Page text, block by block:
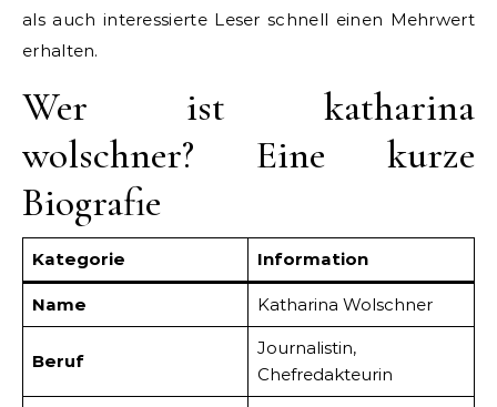
als auch interessierte Leser schnell einen Mehrwert
erhalten.
Wer ist katharina
wolschner? Eine kurze
Biografie
Kategorie Information
Name Katharina Wolschner
Beruf
Journalistin,
Chefredakteurin